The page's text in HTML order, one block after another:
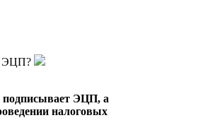
ЭЦП?
подписывает ЭЦП, а
налоговых